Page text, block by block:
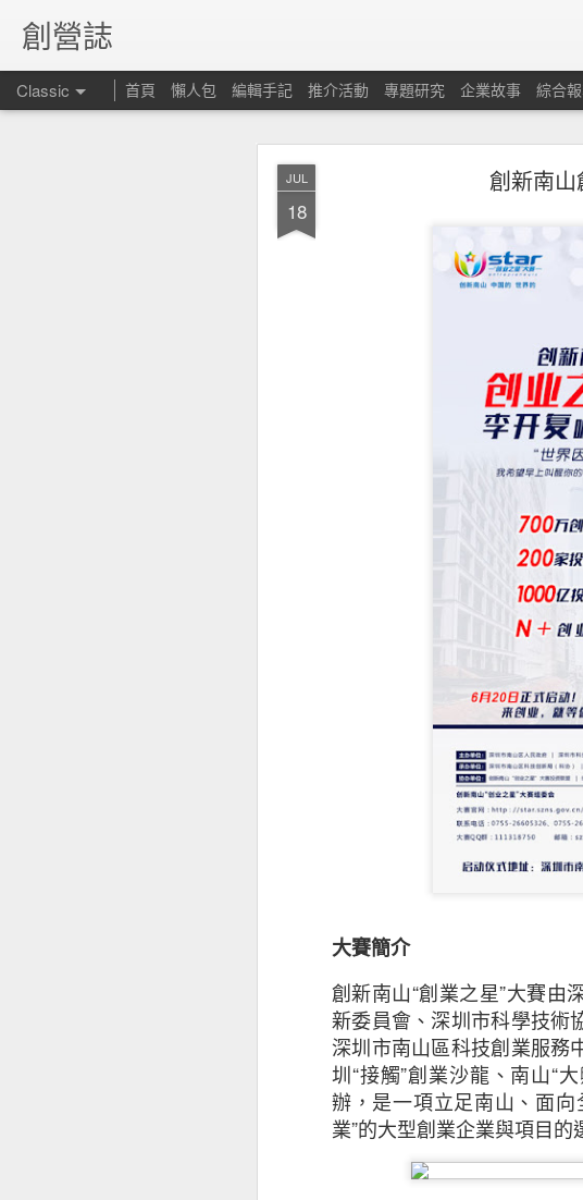
JUL
18
創新南
大賽簡介
創新南山“創業之星”大賽由
新委員會、深圳市科學技術
深圳市南山區科技創業服務
圳“接觸”創業沙龍、南山“
辦，是一項立足南山、面
業”的大型創業企業與項目的
創營誌
Classic 首頁 懶人包 編輯手記 推介活動 專題研究 企業故事 綜合
昆士蘭保險
昆士蘭保險香港最新的調查
香港及其他市場經濟有可能
被問及未來12個月的前景時
儘管對前景持樂觀態度，但
影響其業務表現（38%），
徵狀是：投資者和消費者信
能性外，中小企亦擔心在保
（34%）。